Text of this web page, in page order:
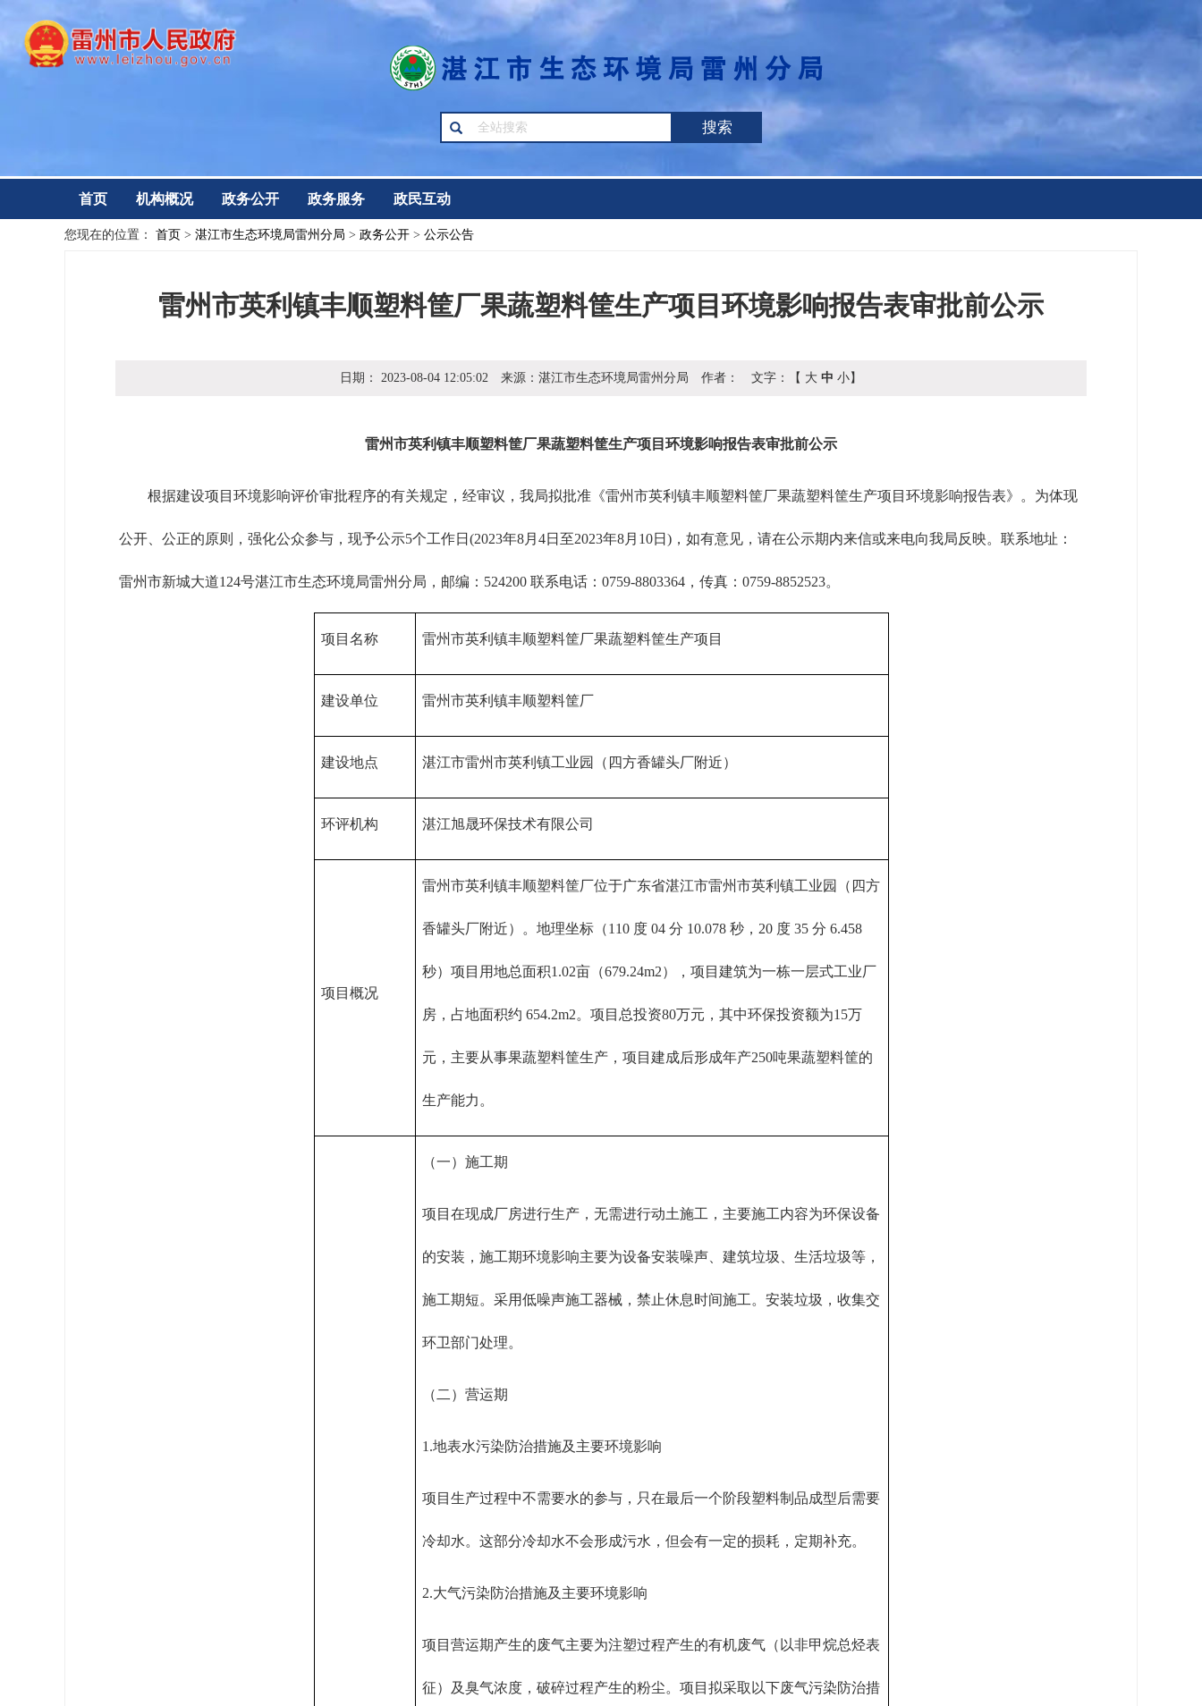
搜索
首页 机构概况 政务公开 政务服务 政民互动
您现在的位置： 首页 > 湛江市生态环境局雷州分局 > 政务公开 > 公示公告
雷州市英利镇丰顺塑料筐厂果蔬塑料筐生产项目环境影响报告表审批前公示
日期： 2023-08-04 12:05:02 来源： 湛江市生态环境局雷州分局 作者： 文字：【 大 中 小】
雷州市英利镇丰顺塑料筐厂果蔬塑料筐生产项目 环境影响报告表审批前公示
根据建设项目环境影响评价审批程序的有关规定，经审议，我局拟批准《雷州市英利镇丰顺塑料筐厂果蔬塑料筐生产项目环境影响报告表》。为体现
公开、公正的原则，强化公众参与，现予公示5个工作日(2023年8月4日至2023年8月10日)，如有意见，请在公示期内来信或来电向我局反映。联系地址：
雷州市新城大道124号湛江市生态环境局雷州分局，邮编：524200 联系电话：0759-8803364，传真：0759-8852523。
项目名称 雷州市英利镇丰顺塑料筐厂果蔬塑料筐生产项目
建设单位 雷州市英利镇丰顺塑料筐厂
建设地点 湛江市雷州市英利镇工业园（四方香罐头厂附近）
环评机构 湛江旭晟环保技术有限公司
项目概况
雷州市英利镇丰顺塑料筐厂位于广东省湛江市雷州市英利镇工业园（四方
香罐头厂附近）。地理坐标（110 度 04 分 10.078 秒，20 度 35 分 6.458
秒）项目用地总面积1.02亩（679.24m2），项目建筑为一栋一层式工业厂
房，占地面积约 654.2m2。项目总投资80万元，其中环保投资额为15万
元，主要从事果蔬塑料筐生产，项目建成后形成年产250吨果蔬塑料筐的
生产能力。
（一）施工期
项目在现成厂房进行生产，无需进行动土施工，主要施工内容为环保设备
的安装，施工期环境影响主要为设备安装噪声、建筑垃圾、生活垃圾等，
施工期短。采用低噪声施工器械，禁止休息时间施工。安装垃圾，收集交
环卫部门处理。
（二）营运期
1.地表水污染防治措施及主要环境影响
项目生产过程中不需要水的参与，只在最后一个阶段塑料制品成型后需要
冷却水。这部分冷却水不会形成污水，但会有一定的损耗，定期补充。
2.大气污染防治措施及主要环境影响
项目营运期产生的废气主要为注塑过程产生的有机废气（以非甲烷总烃表
征）及臭气浓度，破碎过程产生的粉尘。项目拟采取以下废气污染防治措